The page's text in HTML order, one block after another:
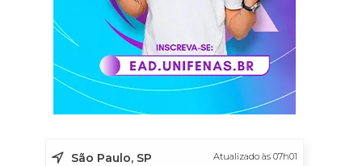
São Paulo, SP Atualizado às 07h01